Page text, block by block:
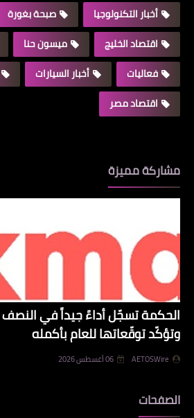
أخبار التكنولوجيا
صبحة بغورة
اقتصاد الخليج
ميسون حنا
فعاليات
أخبار السيارات
اقتصاد مصر
مشاركة مميزة
الحكمة تسجّل أداءً جيداً في النصف
وتؤكّد توقّعاتها للعام بأكمله
AETOSWire 06 أغسطس 2026
الصفحات